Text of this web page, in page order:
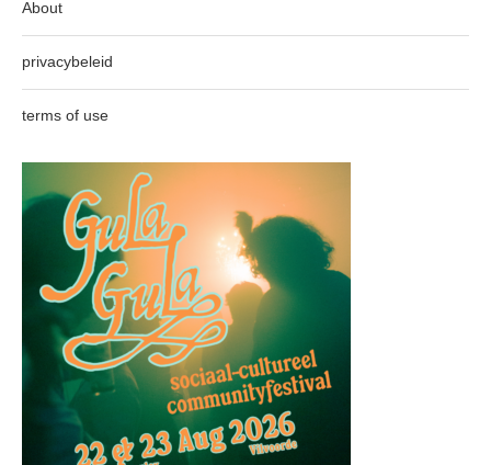
About
privacybeleid
terms of use